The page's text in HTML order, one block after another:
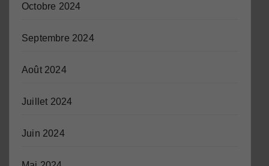
Octobre 2024
Septembre 2024
Août 2024
Juillet 2024
Juin 2024